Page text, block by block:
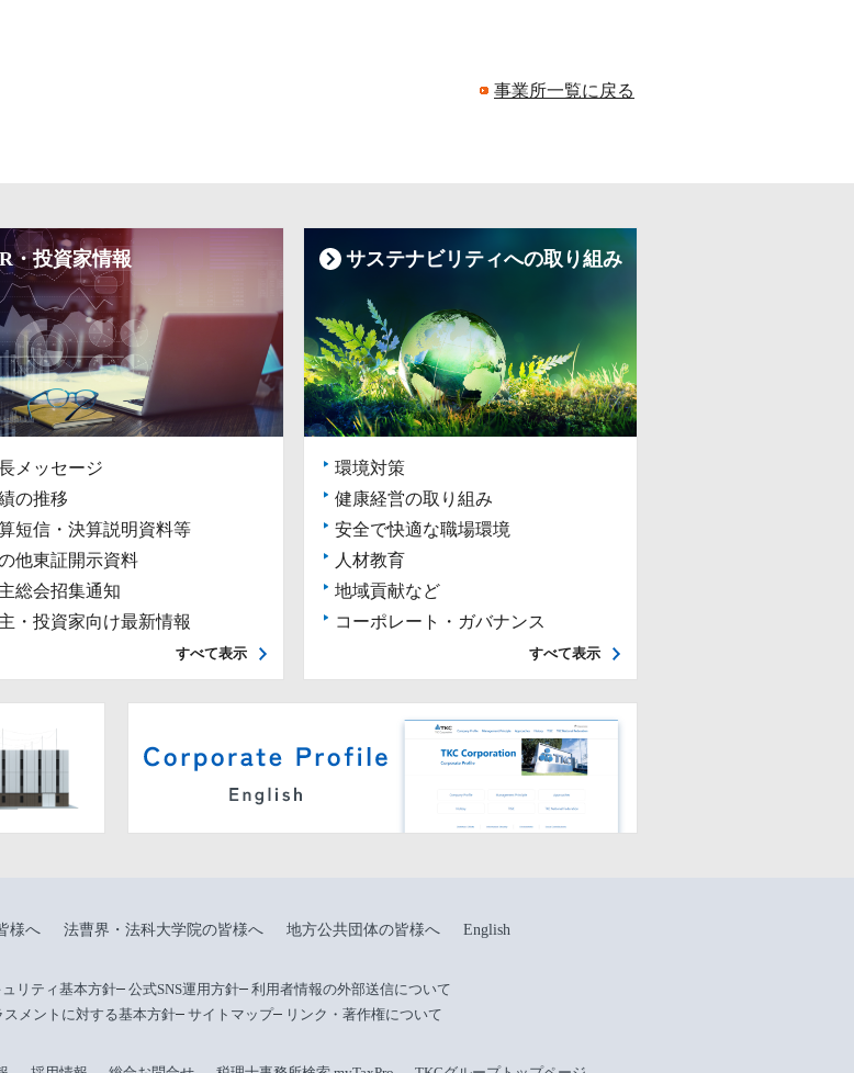
事業所一覧に戻る
・投資家情報
メッセージ
の推移
短信・決算説明資料等
他東証開示資料
総会招集通知
・投資家向け最新情報
すべて表示
サステナビリティへの取り組み
環境対策
健康経営の取り組み
安全で快適な職場環境
人材教育
地域貢献など
コーポレート・ガバナンス
すべて表示
様へ 法曹界・法科大学院の皆様へ 地方公共団体の皆様へ English
リティ基本方針 公式SNS運用方針
利用者情報の外部送信について
スメントに対する基本方針 サイトマップ リンク・著作権について